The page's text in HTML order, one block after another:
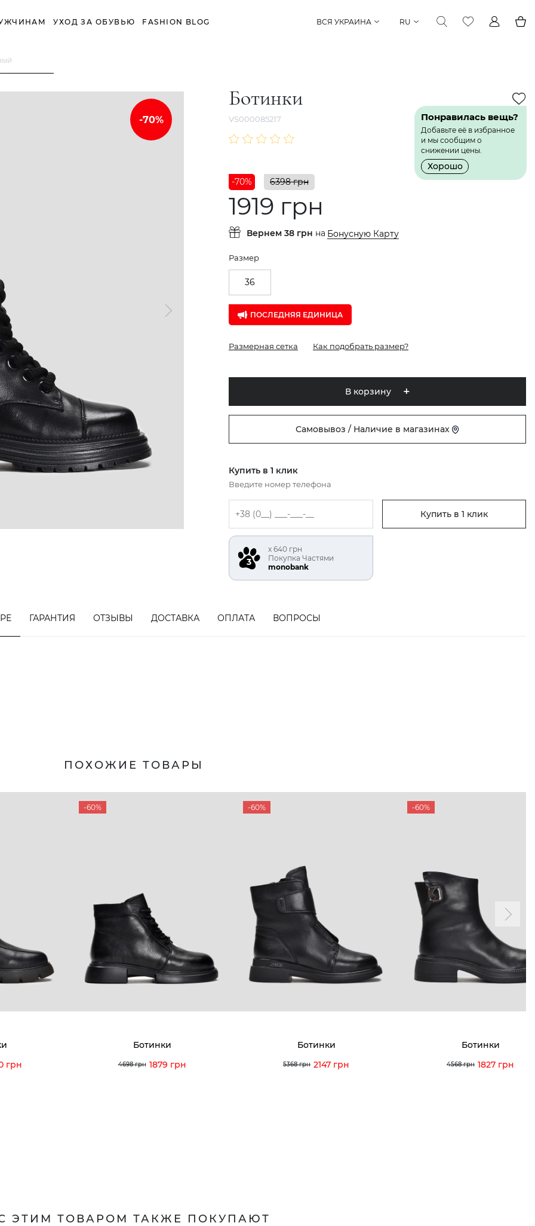
УХОД ЗА ОБУВЬЮ FASHION BLOG ВСЯ УКРАИНА RU
Ботинки
VS000085217 Понравилась вещь?
Добавьте её в избранное
и мы сообщим о
снижении цены.
Хорошо
-70%
6398 грн
1919 грн
Вернем 38 грн на Бонусную Карту
Размер
36
ПОСЛЕДНЯЯ ЕДИНИЦА
Размерная сетка Как подобрать размер?
В корзину
Самовывоз / Наличие в магазинах
Купить в 1 клик
Введите номер телефона
Купить в 1 клик
х 640 грн
Покупка Частями
monobank
ГАРАНТИЯ ОТЗЫВЫ ДОСТАВКА ОПЛАТА ВОПРОСЫ
ПОХОЖИЕ ТОВАРЫ
грн
-60%
Ботинки
4698 грн 1879 грн
-60%
Ботинки
5368 грн 2147 грн
-60%
Ботинки
4568 грн 1827 грн
ЭТИМ ТОВАРОМ ТАКЖЕ ПОКУПАЮТ